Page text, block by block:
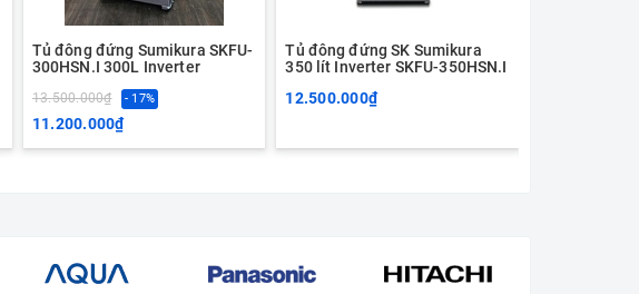
Tủ đông đứng Sumikura SKFU-
300HSN.I 300L Inverter
13.500.000₫ - 17%
11.200.000₫
Tủ đông đứng SK Sumikura
350 lít Inverter SKFU-350HSN.I
12.500.000₫